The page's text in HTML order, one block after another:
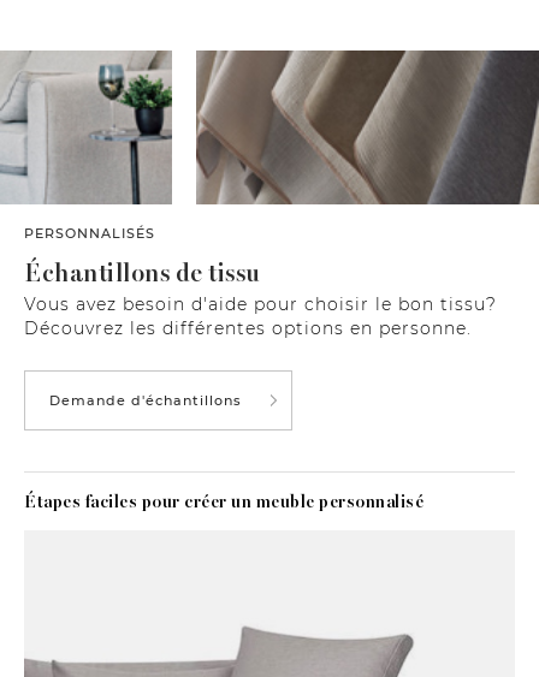
PERSONNALISÉS
Échantillons de tissu
Vous avez besoin d'aide pour choisir le bon tissu?
Découvrez les différentes options en personne.
Demande d'échantillons
Étapes faciles pour créer un meuble personnalisé